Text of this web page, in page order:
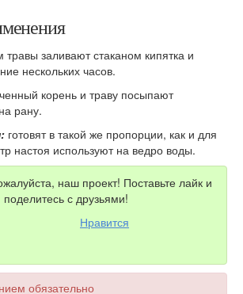
травы заливают стаканом кипятка и
нескольких часов.
корень и траву посыпают
рану.
готовят в такой же пропорции, как и для
настоя используют на ведро воды.
наш проект! Поставьте лайк и
поделитесь с друзьями!
Нравится
обязательно